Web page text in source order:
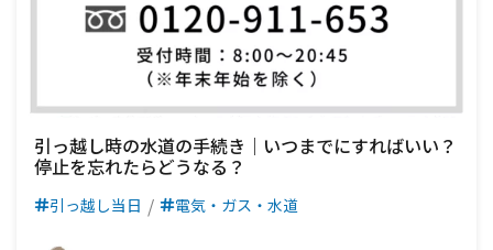
引っ越し時の水道の手続き｜いつまでにすればいい？
停止を忘れたらどうなる？
引っ越し当日 電気・ガス・水道